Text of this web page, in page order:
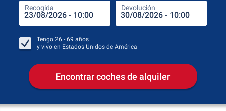
Recogida Devolución
Tengo 26 - 69 años
y vivo en Estados Unidos de América
Encontrar coches de alquiler